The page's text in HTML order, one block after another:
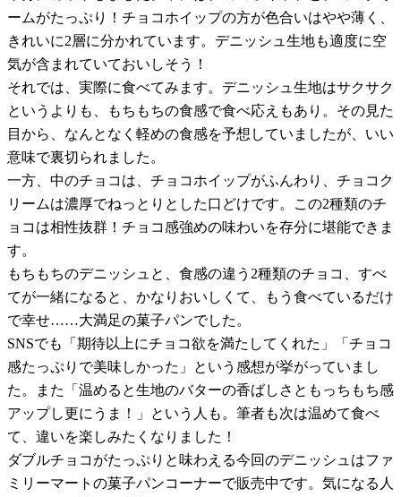
ームがたっぷり！チョコホイップの方が色合いはやや薄く、
きれいに2層に分かれています。デニッシュ生地も適度に空
気が含まれていておいしそう！
それでは、実際に食べてみます。デニッシュ生地はサクサク
というよりも、もちもちの食感で食べ応えもあり。その見た
目から、なんとなく軽めの食感を予想していましたが、いい
意味で裏切られました。
一方、中のチョコは、チョコホイップがふんわり、チョコク
リームは濃厚でねっとりとした口どけです。この2種類のチ
ョコは相性抜群！チョコ感強めの味わいを存分に堪能できま
す。
もちもちのデニッシュと、食感の違う2種類のチョコ、すべ
てが一緒になると、かなりおいしくて、もう食べているだけ
で幸せ……大満足の菓子パンでした。
SNSでも「期待以上にチョコ欲を満たしてくれた」「チョコ
感たっぷりで美味しかった」という感想が挙がっていまし
た。また「温めると生地のバターの香ばしさともっちもち感
アップし更にうま！」という人も。筆者も次は温めて食べ
て、違いを楽しみたくなりました！
ダブルチョコがたっぷりと味わえる今回のデニッシュはファ
ミリーマートの菓子パンコーナーで販売中です。気になる人